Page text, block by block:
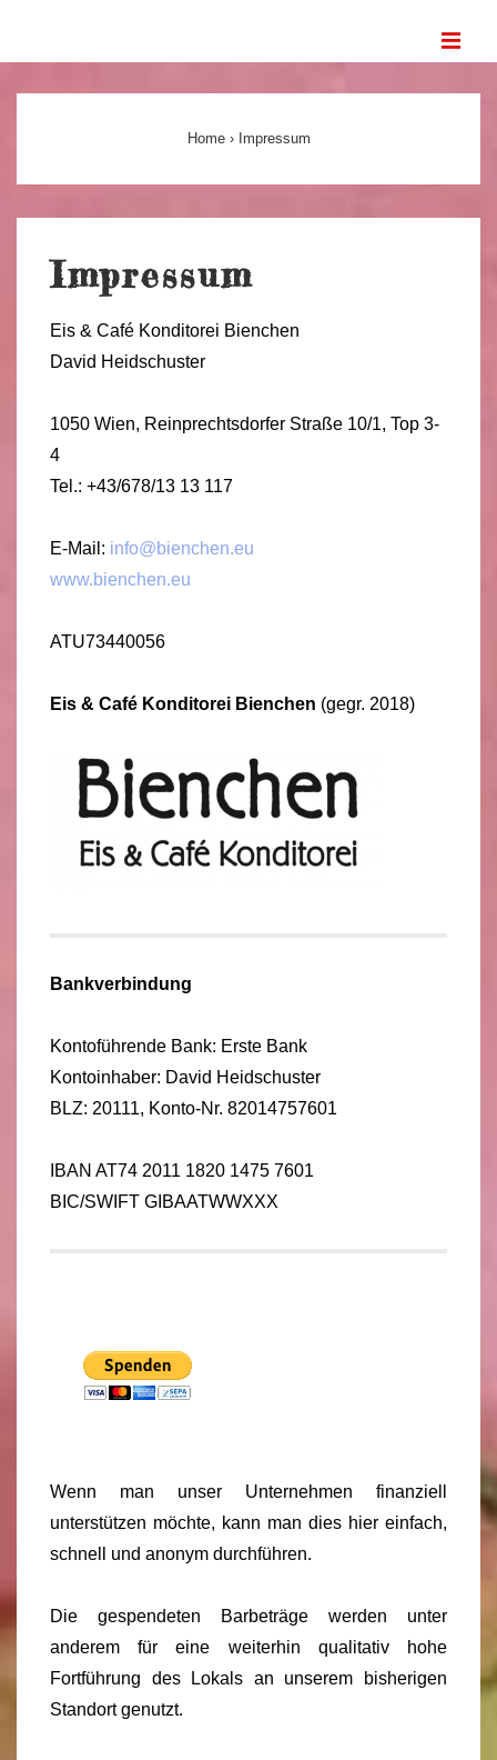
Home › Impressum
Impressum
Eis & Café Konditorei Bienchen
David Heidschuster
1050 Wien, Reinprechtsdorfer Straße 10/1, Top 3-
4
Tel.: +43/678/13 13 117
E-Mail: info@bienchen.eu
www.bienchen.eu
ATU73440056
Eis & Café Konditorei Bienchen (gegr. 2018)
Bankverbindung
Kontoführende Bank: Erste Bank
Kontoinhaber: David Heidschuster
BLZ: 20111, Konto-Nr. 82014757601
IBAN AT74 2011 1820 1475 7601
BIC/SWIFT GIBAATWWXXX
Wenn man unser Unternehmen finanziell
unterstützen möchte, kann man dies hier einfach,
schnell und anonym durchführen.
Die gespendeten Barbeträge werden unter
anderem für eine weiterhin qualitativ hohe
Fortführung des Lokals an unserem bisherigen
Standort genutzt.